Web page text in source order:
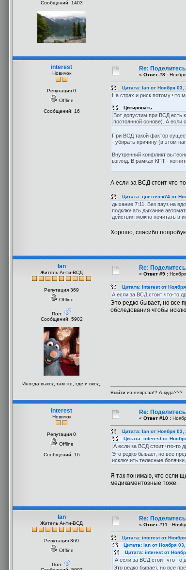
Сообщений: 1403
interest
Новичок
Репутация 0
Offline
Сообщений: 16
Re:
« Ответ #8 :
Цитата: Ian от Ноября 03,
На страх и риск потому что
Цитировать
Вот допустим при ВСД есть
постоянной основе). А если
При ВСД такой фактор
- убирать причину (в этом
Внутренний конфликт
взгляд. В рамках КПТ -
А если за ВСД стоит что-
Цитата: цветочек74 от
дыхание 7:11. Без пауз на
подключать дыхание
действия можно почитать в
Хорошо, спасибо
Ian
Житель Анти-ВСД
Репутация 369
Offline
Пол:
Сообщений: 5902
Иногда выход там же, где и вход.
Re:
« Ответ #9 :
Цитата: interest от
А если за ВСД стоит что-то
Это редко бывает, но все
обследования чтобы
Выйти из невроза!? А куда???
interest
Новичок
Репутация 0
Offline
Сообщений: 16
Re:
« Ответ #10 :
Цитата: Ian от Ноября 03,
Цитата: interest от
А если за ВСД стоит что-то
Это редко бывает, но все
исключить телесные
Я так понимаю, что если
медикаментозные тоже.
Ian
Житель Анти-ВСД
Репутация 369
Offline
Пол:
Re:
« Ответ #11 :
Цитата: interest от
Цитата: Ian от Ноября
Цитата: interest от
А если за ВСД стоит что-то
Это редко бывает, но все